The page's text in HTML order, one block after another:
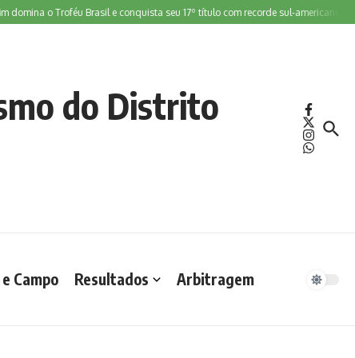
o Troféu Brasil e conquista seu 17º título com recorde sul-americano Gabi
do Distrito
Campo Resultados Arbitragem